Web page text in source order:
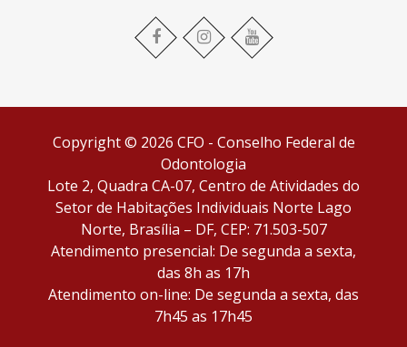
Facebook Instagram YouTube
Copyright © 2026 CFO - Conselho Federal de
Odontologia
Lote 2, Quadra CA-07, Centro de Atividades do
Setor de Habitações Individuais Norte Lago
Norte, Brasília – DF, CEP: 71.503-507
Atendimento presencial: De segunda a sexta,
das 8h as 17h
Atendimento on-line: De segunda a sexta, das
7h45 as 17h45